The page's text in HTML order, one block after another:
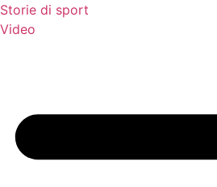
Storie di sport
Video